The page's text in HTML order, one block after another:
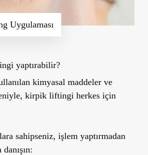
Uygulaması
yaptırabilir?
kimyasal maddeler ve
kirpik liftingi herkes için
sahipseniz, işlem yaptırmadan